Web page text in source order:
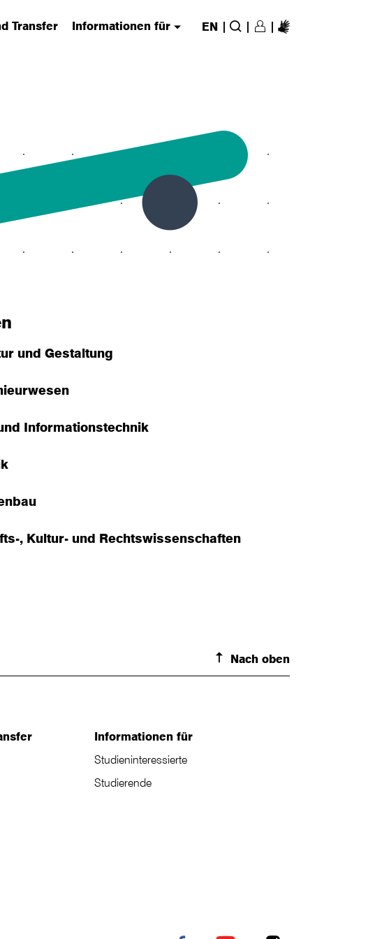
Transfer Informationen für
(has submenu) EN | Suche
| Login/Register
|
und Gestaltung
Informationstechnik
, Kultur- und Rechtswissenschaften
Nach oben
Informationen für
Studieninteressierte
Studierende